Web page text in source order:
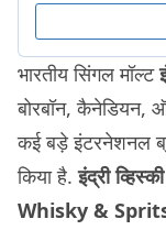
भारतीय सिंगल मॉल्ट
बोरबॉन, कैनेडियन,
कई बड़े इंटरनेशनल
किया है.इंद्री
Whisky &